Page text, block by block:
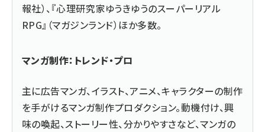
報社）、『心理研究家ゆうきゆうのスーパーリアル
RPG』（マガジンランド）ほか多数。
マンガ制作：トレンド・プロ
主に広告マンガ、イラスト、アニメ、キャラクターの制作
を手がけるマンガ制作プロダクション。動機付け、興
味の喚起、ストーリー性、分かりやすさなど、マンガの